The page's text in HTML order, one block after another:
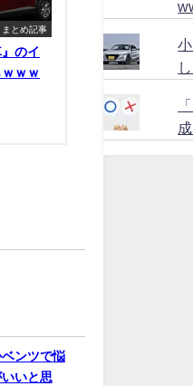
まとめ記事
のイ
ｗｗ
ンツで悩
いと思